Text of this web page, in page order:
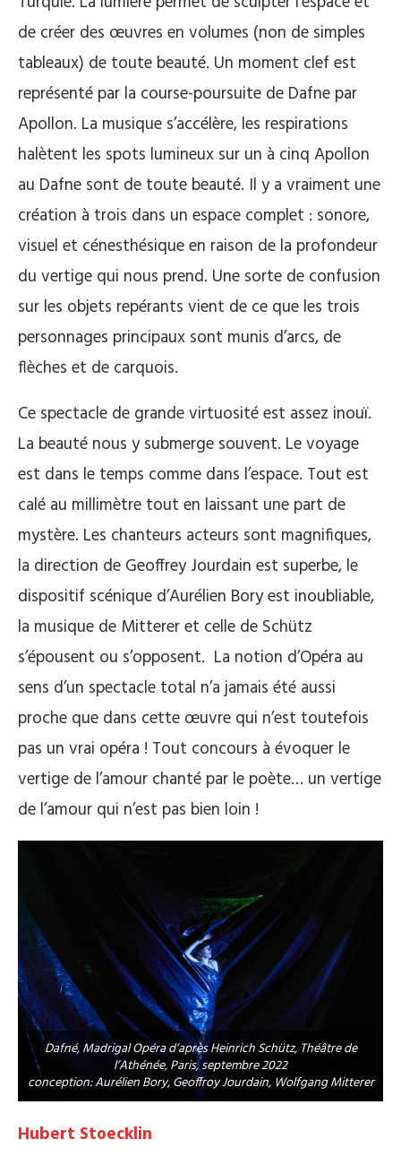
de créer des œuvres en volumes (non de simples
tableaux) de toute beauté. Un moment clef est
représenté par la course-poursuite de Dafne par
Apollon. La musique s’accélère, les respirations
halètent les spots lumineux sur un à cinq Apollon
au Dafne sont de toute beauté. Il y a vraiment une
création à trois dans un espace complet : sonore,
visuel et cénesthésique en raison de la profondeur
du vertige qui nous prend. Une sorte de confusion
sur les objets repérants vient de ce que les trois
personnages principaux sont munis d’arcs, de
flèches et de carquois.
Ce spectacle de grande virtuosité est assez inouï.
La beauté nous y submerge souvent. Le voyage
est dans le temps comme dans l’espace. Tout est
calé au millimètre tout en laissant une part de
mystère. Les chanteurs acteurs sont magnifiques,
la direction de Geoffrey Jourdain est superbe, le
dispositif scénique d’Aurélien Bory est inoubliable,
la musique de Mitterer et celle de Schütz
s’épousent ou s’opposent. La notion d’Opéra au
sens d’un spectacle total n’a jamais été aussi
proche que dans cette œuvre qui n’est toutefois
pas un vrai opéra ! Tout concours à évoquer le
vertige de l’amour chanté par le poète… un vertige
de l’amour qui n’est pas bien loin !
Dafné, Madrigal Opéra d’après Heinrich Schütz, Théâtre de
l’Athénée, Paris, septembre 2022
conception: Aurélien Bory, Geoffroy Jourdain, Wolfgang Mitterer
Hubert Stoecklin